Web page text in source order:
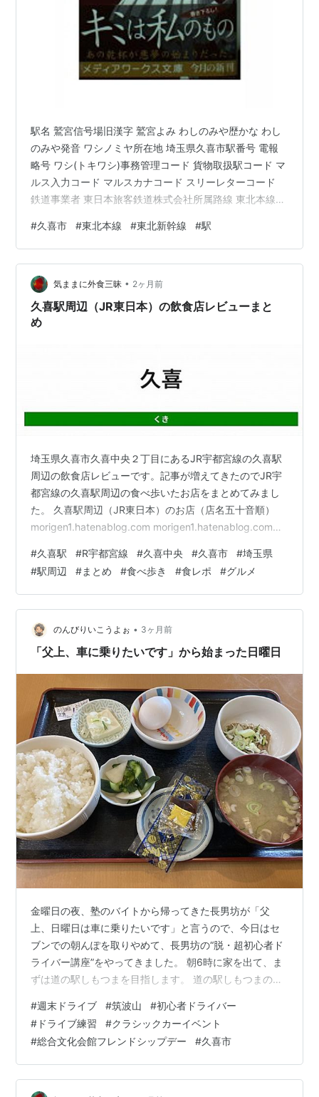
駅名 鷲宮信号場旧漢字 鷲宮よみ わしのみや歴かな わし
のみや発音 ワシノミヤ所在地 埼玉県久喜市駅番号 電報
略号 ワシ(トキワシ)事務管理コード 貨物取扱駅コード マ
ルス入力コード マルスカナコード スリーレターコード
鉄道事業者 東日本旅客鉄道株式会社所属路線 東北本線乗
名所案内標記載事項(国鉄営業局昭和30年4月)当時未開業
歴史1982年(昭和57)6月23日 開業。1987年(昭和62)4月
1日 国鉄分割民営化により、東日本旅客鉄道の信号場とな
る。 ja.wikipedia.org 【中古】 合コンに行ったらとんで
もないこ…
#久喜市 #東北本線 #東北新幹線 #駅
気ままに外食三昧 • 2ヶ月前
久喜駅周辺（JR東日本）の飲食店レビューまと
め
埼玉県久喜市久喜中央２丁目にあるJR宇都宮線の久喜駅
周辺の飲食店レビューです。記事が増えてきたのでJR宇
都宮線の久喜駅周辺の食べ歩いたお店をまとめてみまし
た。 久喜駅周辺（JR東日本）のお店（店名五十音順）
morigen1.hatenablog.com morigen1.hatenablog.com
morigen1.hatenablog.com morigen1.hatenablog.com
morigen1.hatenablog.com JR東日本 宇都宮線 「久喜」
キーホルダー 電車グッズ…
#久喜駅 #R宇都宮線 #久喜中央 #久喜市 #埼玉県
#駅周辺 #まとめ #食べ歩き #食レポ #グルメ
のんびりいこうよぉ • 3ヶ月前
「父上、車に乗りたいです」から始まった日曜日
金曜日の夜、塾のバイトから帰ってきた長男坊が「父
上、日曜日は車に乗りたいです」と言うので、今日はセ
ブンでの朝んぽを取りやめて、長男坊の“脱・超初心者ド
ライバー講座”をやってきました。 朝6時に家を出て、ま
ずは道の駅しもつまを目指します。 道の駅しもつまの食
食、激うま！ 量もちょうどいい感じです。 長男坊はもつ
鍋定食だったかな？ 「和食最高」と言って、美味しそう
に食べていました。 道の駅に着いたのが7時少し過ぎだ
ったので、「家に帰るには少し早いかな」と思い、ちょ
っと足を伸ばして茨城空港に向かいました。 ところが、
#週末ドライブ #筑波山 #初心者ドライバー
# ドライブ練習 #クラシックカーイベント
#総合文化会館フレンドシップデー #久喜市